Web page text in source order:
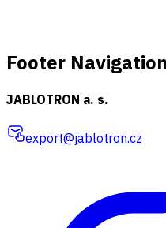
Footer Navigation
JABLOTRON a. s.
export@jablotron.cz